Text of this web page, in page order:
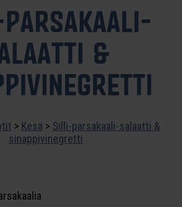
&
> Kesä > Silli-parsakaali-salaatti &
sinappivinegretti